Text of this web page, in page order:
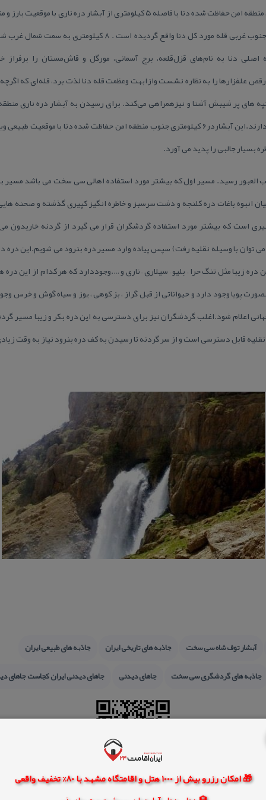
🎁 امکان رزرو بیش از 1000 هتل و اقامتگاه مشهد با 80% تخفیف واقعی
در فاصله ۱۰ كیلومتری ارتفاعات جنوبی منطقه امن حفاظت شده دنا با فاصله ۵
و با ارتفاعی قریب ۱۰۰ متر در موقعیت جنوب غربی قله مورد كل دنا
دنا به نام‌های قزل‌قلعه، برج آسمانی، مورگل و قاش‌مستان را
علفزارها را به نظاره نشست وازابهت وعظمت قله دنا لذت برد، قله‌ای كه
و تپه های پر شیبش آشنا و نیزهمراهی می‌كند. برای رسیدن به آبشار دره ناری
بسیار جالبی را پدید می آورد.
به این۲ آبشار صعب العبور رسید. مسیر اول كه بیشتر مورد استفاده اهالی سی سخت می
انبوه باغات دره كلنجه و دشت سرسبز و خاطره انگیز كپیری گذشته و صحنه
است كه بیشتر مورد استفاده گردشگران قرار می گیرد از گردنه خاریدون می
توان با وسیله نقلیه رفت) سپس پیاده وارد مسیر دره بنرود می شویم.این دره
زیبا مثل تنگ حرا – بلیو – سیلاری – ناری و ….وجوددارد كه هر كدام از این
پویا وجود دارد و حیواناتی از قبل گراز ، بز كوهی ، یوز و سیاه گوش و خرس
اعلام شود.اغلب گردشگران نیز برای دسترسی به این دره بكر و زیبا مسیر
نقلیه قابل دسترسی است و از سر گردنه تا رسیدن به كف دره بنرود نیاز به وقت
آبشار توف شاه سی سخت جاذبه های تاریخی ایران
جاذبه های طبیعی ایران
جاذبه های گردشگری سی سخت
جاهای دیدنی جاهای دیدنی ایران كجاست